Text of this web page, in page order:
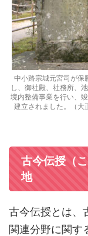
中小路宗城元宮司が保
し、御社殿、社務所、
境内整備事業を行い、
建立されました。（大
古今伝授（
地
古今伝授とは、
関連分野に関す